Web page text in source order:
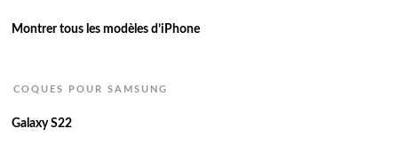
Montrer tous les modèles d’iPhone
COQUES POUR SAMSUNG
Galaxy S22